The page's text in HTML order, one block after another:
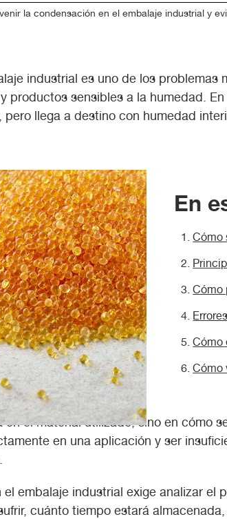
la condensación en el embalaje industrial y
industrial es uno de los
productos sensibles a la humedad.
llega a destino con humedad
En
Cómo
Cómo
Cómo
Cómo
en el material utilizado, sino en cómo
en una aplicación y ser
el embalaje industrial exige analizar
cuánto tiempo estará